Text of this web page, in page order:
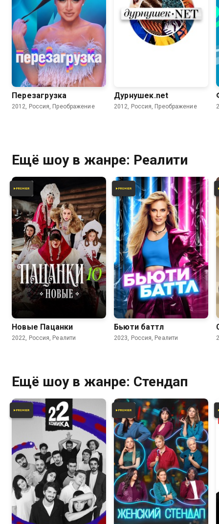
3.9
Перезагрузка
2012, Россия, Преображение
Дурнушек.net
2012, Россия, Преображение
Ещё шоу в жанре: Реалити
Новые Пацанки
2022, Россия, Реалити
Бьюти баттл
2023, Россия, Реалити
Ещё шоу в жанре: Стендап